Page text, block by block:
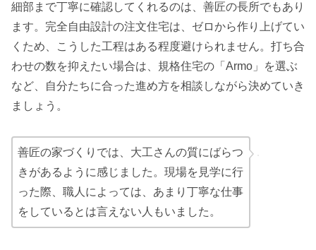
細部まで丁寧に確認してくれるのは、善匠の長所でもあり
ます。完全自由設計の注文住宅は、ゼロから作り上げてい
くため、こうした工程はある程度避けられません。打ち合
わせの数を抑えたい場合は、規格住宅の「Armo」を選ぶ
など、自分たちに合った進め方を相談しながら決めていき
ましょう。
善匠の家づくりでは、大工さんの質にばらつ
きがあるように感じました。現場を見学に行
った際、職人によっては、あまり丁寧な仕事
をしているとは言えない人もいました。